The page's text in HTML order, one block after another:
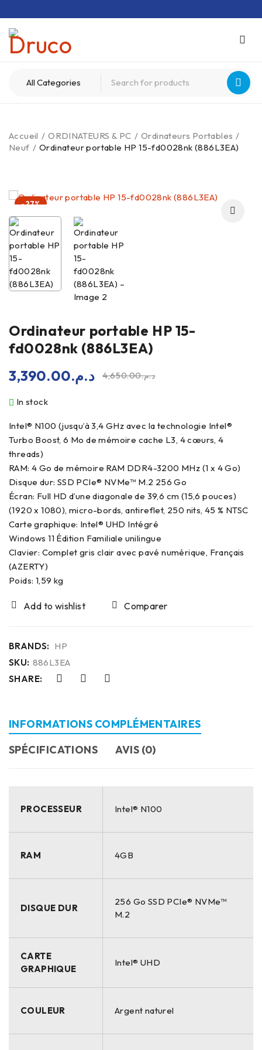
Accueil / ORDINATEURS & PC / Ordinateurs Portables /
Neuf / Ordinateur portable HP 15-fd0028nk (886L3EA)
-27%
Ordinateur portable HP 15-
fd0028nk (886L3EA)
د.م.4,650.00 د.م.3,390.00
In stock
Intel® N100 (jusqu’à 3,4 GHz avec la technologie Intel®
Turbo Boost, 6 Mo de mémoire cache L3, 4 cœurs, 4
threads)
RAM: 4 Go de mémoire RAM DDR4-3200 MHz (1 x 4 Go)
Disque dur: SSD PCIe® NVMe™ M.2 256 Go
Écran: Full HD d’une diagonale de 39,6 cm (15,6 pouces)
(1920 x 1080), micro-bords, antireflet, 250 nits, 45 % NTSC
Carte graphique: Intel® UHD Intégré
Windows 11 Édition Familiale unilingue
Clavier: Complet gris clair avec pavé numérique, Français
(AZERTY)
Poids: 1,59 kg
Comparer
BRANDS: HP
SKU: 886L3EA
SHARE:
INFORMATIONS COMPLÉMENTAIRES
SPÉCIFICATIONS
AVIS (0)
PROCESSEUR Intel® N100
RAM 4GB
DISQUE DUR
256 Go SSD PCIe® NVMe™
M.2
CARTE
GRAPHIQUE
Intel® UHD
COULEUR Argent naturel